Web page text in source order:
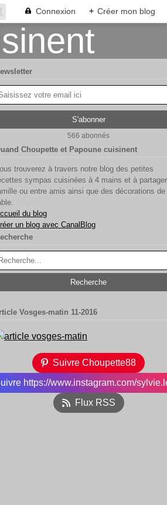
Connexion + Créer mon blog
566 abonnés
Choupette et Papoune cuisinent
trouverez à travers notre blog des petites
sympas cuisinées à 4 mains et à
ou entre amis ainsi que des décorations de
du blog
un blog avec CanalBlog
Vosges-matin 11-2016
Suivre Choupette88
https://www.instagram.com/
Flux RSS